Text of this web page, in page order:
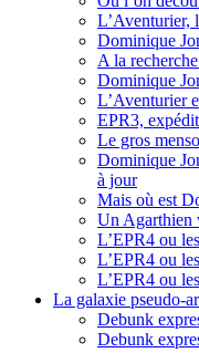
L’Aventurier,
Dominique
A la
Dominique
L’Aventurier
EPR3,
Le gros
Dominique
à jour
Mais où est
Un Agarthien
L’EPR4 ou
L’EPR4 ou
L’EPR4 ou
La galaxie pseudo-
Debunk
Debunk